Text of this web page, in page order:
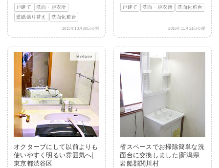
戸建て
洗面・脱衣所
壁紙張り替え
洗面化粧台
2015年10月30日公開
戸建て
洗面・脱衣所 洗面化粧台
2016年11月21日公開
After
オクターブにして以前よりも
使いやすく明るい雰囲気へ|
東京都渋谷区
省スペースでお掃除簡単な洗
面台に交換しました|新潟県
岩船郡関川村